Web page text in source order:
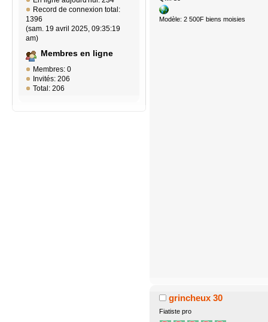
Record de connexion total:
1396
(sam. 19 avril 2025, 09:35:19
am)
Membres en ligne
Membres: 0
Invités: 206
Total: 206
Modèle: 2 500F biens moisies
grincheux 30
Fiatiste pro